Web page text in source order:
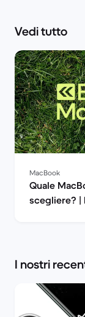
Vedi tutto
MacBook
Quale
scegliere? |
I nostri